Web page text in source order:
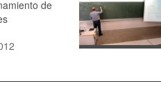
Física 1.
Campo
4:59 · 2020